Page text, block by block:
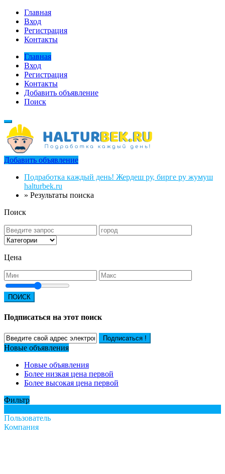
Главная
Вход
Регистрация
Контакты
Главная
Вход
Регистрация
Контакты
Добавить объявление
Поиск
Добавить объявление
Подработка каждый день! Жердеш ру, бирге ру жумуш
halturbek.ru
» Результаты поиска
Поиск
Цена
ПОИСК
Подписаться на этот поиск
Подписаться !
Новые объявления
Новые объявления
Более низкая цена первой
Более высокая цена первой
Фильтр
Пользователь
Компания